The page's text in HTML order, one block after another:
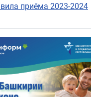
приёма 2023-2024